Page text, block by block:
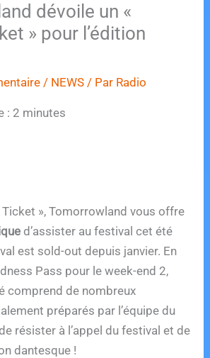
dévoile un «
» pour l’édition
/ NEWS / Par Radio
: 2 minutes
Ticket », Tomorrowland vous offre
d’assister au festival cet été
est sold-out depuis janvier. En
Pass pour le week-end 2,
comprend de nombreux
préparés par l’équipe du
résister à l’appel du festival et de
dantesque !